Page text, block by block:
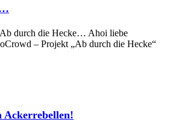
durch die Hecke… Ahoi liebe
– Projekt „Ab durch die Hecke“
Ackerrebellen!